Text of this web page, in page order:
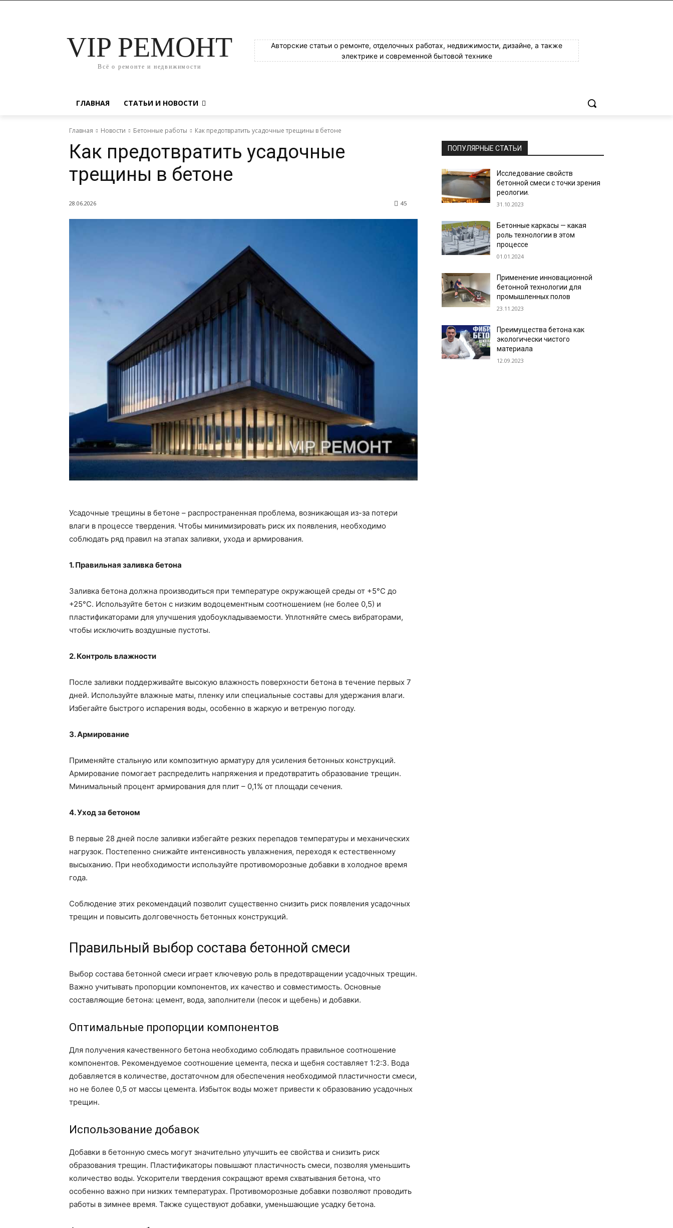
VIP РЕМОНТ
Всё о ремонте и недвижимости
Авторские статьи о ремонте, отделочных работах, недвижимости, дизайне, а также
электрике и современной бытовой технике
ГЛАВНАЯ СТАТЬИ И НОВОСТИ
Главная Новости Бетонные работы Как предотвратить усадочные трещины в бетоне
Как предотвратить усадочные
трещины в бетоне
28.06.2026 45
Усадочные трещины в бетоне – распространенная проблема, возникающая из-за потери
влаги в процессе твердения. Чтобы минимизировать риск их появления, необходимо
соблюдать ряд правил на этапах заливки, ухода и армирования.
1. Правильная заливка бетона
Заливка бетона должна производиться при температуре окружающей среды от +5°C до
+25°C. Используйте бетон с низким водоцементным соотношением (не более 0,5) и
пластификаторами для улучшения удобоукладываемости. Уплотняйте смесь вибраторами,
чтобы исключить воздушные пустоты.
2. Контроль влажности
После заливки поддерживайте высокую влажность поверхности бетона в течение первых 7
дней. Используйте влажные маты, пленку или специальные составы для удержания влаги.
Избегайте быстрого испарения воды, особенно в жаркую и ветреную погоду.
3. Армирование
Применяйте стальную или композитную арматуру для усиления бетонных конструкций.
Армирование помогает распределить напряжения и предотвратить образование трещин.
Минимальный процент армирования для плит – 0,1% от площади сечения.
4. Уход за бетоном
В первые 28 дней после заливки избегайте резких перепадов температуры и механических
нагрузок. Постепенно снижайте интенсивность увлажнения, переходя к естественному
высыханию. При необходимости используйте противоморозные добавки в холодное время
года.
Соблюдение этих рекомендаций позволит существенно снизить риск появления усадочных
трещин и повысить долговечность бетонных конструкций.
Правильный выбор состава бетонной смеси
Выбор состава бетонной смеси играет ключевую роль в предотвращении усадочных трещин.
Важно учитывать пропорции компонентов, их качество и совместимость. Основные
составляющие бетона: цемент, вода, заполнители (песок и щебень) и добавки.
Оптимальные пропорции компонентов
Для получения качественного бетона необходимо соблюдать правильное соотношение
компонентов. Рекомендуемое соотношение цемента, песка и щебня составляет 1:2:3. Вода
добавляется в количестве, достаточном для обеспечения необходимой пластичности смеси,
но не более 0,5 от массы цемента. Избыток воды может привести к образованию усадочных
трещин.
Использование добавок
Добавки в бетонную смесь могут значительно улучшить ее свойства и снизить риск
образования трещин. Пластификаторы повышают пластичность смеси, позволяя уменьшить
количество воды. Ускорители твердения сокращают время схватывания бетона, что
особенно важно при низких температурах. Противоморозные добавки позволяют проводить
работы в зимнее время. Также существуют добавки, уменьшающие усадку бетона.
ПОПУЛЯРНЫЕ СТАТЬИ
Исследование свойств
бетонной смеси с точки зрения
реологии.
31.10.2023
Бетонные каркасы — какая
роль технологии в этом
процессе
01.01.2024
Применение инновационной
бетонной технологии для
промышленных полов
23.11.2023
Преимущества бетона как
экологически чистого
материала
12.09.2023